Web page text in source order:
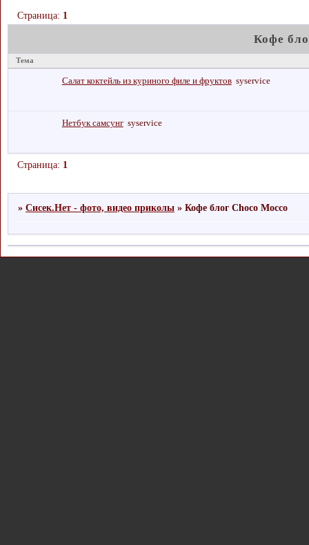
Кофе
Страница: 1
Тема
Салат коктейль из куриного филе и фруктов syservice
Нетбук самсунг syservice
Страница: 1
»Сисек.Нет - фото, видео приколы »Кофе блог Choco Mocco